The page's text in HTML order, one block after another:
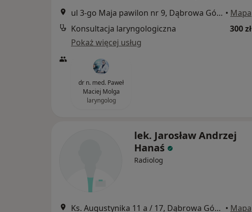
ul 3-go Maja pawilon nr 9, Dąbrowa Górnicza • Mapa
Konsultacja laryngologiczna
300 zł
Pokaż więcej usług
dr n. med. Paweł
Maciej Molga
laryngolog
lek. Jarosław Andrzej
Hanaś
Radiolog
Ks. Augustynika 11 a / 17, Dąbrowa Górnicza • Mapa